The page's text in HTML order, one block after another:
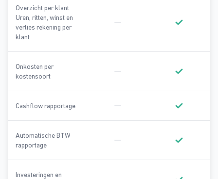
Overzicht per klant
Uren, ritten, winst en
verlies rekening per
klant
Onkosten per
kostensoort
Cashflow rapportage
Automatische BTW
rapportage
Investeringen en